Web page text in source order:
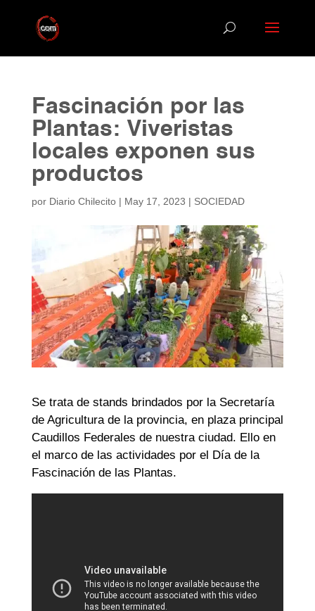
Fascinación por las
Plantas: Viveristas
locales exponen sus
productos
por Diario Chilecito| May 17, 2023 | SOCIEDAD
Se trata de stands brindados por la Secretaría
de Agricultura de la provincia, en plaza principal
Caudillos Federales de nuestra ciudad. Ello en
el marco de las actividades por el Día de la
Fascinación de las Plantas.